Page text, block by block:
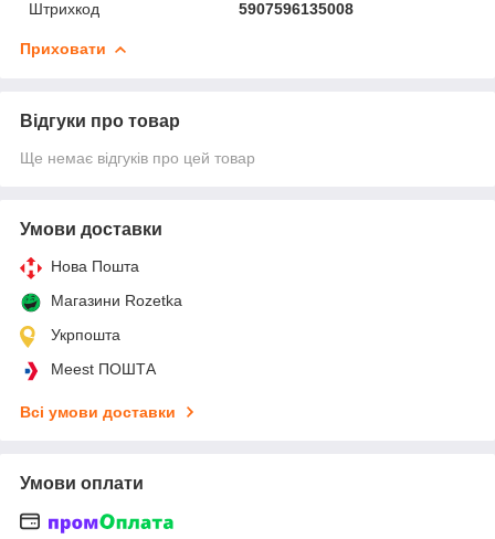
Штрихкод 5907596135008
Приховати
Відгуки про товар
Ще немає відгуків про цей товар
Умови доставки
Нова Пошта
Магазини Rozetka
Укрпошта
Meest ПОШТА
Всі умови доставки
Умови оплати